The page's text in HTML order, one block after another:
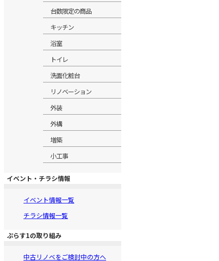
台数限定の商品
キッチン
浴室
トイレ
洗面化粧台
リノベーション
外装
外構
増築
小工事
イベント・チラシ情報
イベント情報一覧
チラシ情報一覧
ぷらす1の取り組み
中古リノベをご検討中の方へ